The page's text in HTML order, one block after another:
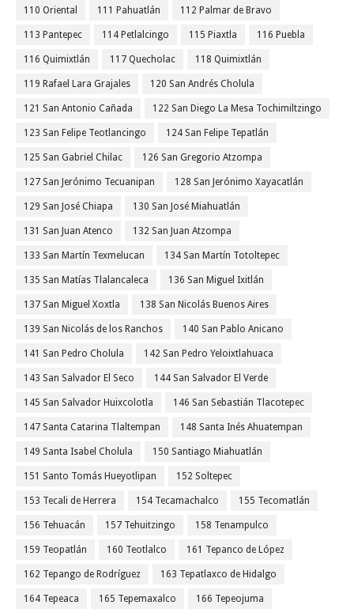
110 Oriental 111 Pahuatlán 112 Palmar de Bravo
113 Pantepec 114 Petlalcingo 115 Piaxtla 116 Puebla
116 Quimixtlán 117 Quecholac 118 Quimixtlán
119 Rafael Lara Grajales 120 San Andrés Cholula
121 San Antonio Cañada 122 San Diego La Mesa Tochimiltzingo
123 San Felipe Teotlancingo 124 San Felipe Tepatlán
125 San Gabriel Chilac 126 San Gregorio Atzompa
127 San Jerónimo Tecuanipan 128 San Jerónimo Xayacatlán
129 San José Chiapa 130 San José Miahuatlán
131 San Juan Atenco 132 San Juan Atzompa
133 San Martín Texmelucan 134 San Martín Totoltepec
135 San Matías Tlalancaleca 136 San Miguel Ixitlán
137 San Miguel Xoxtla 138 San Nicolás Buenos Aires
139 San Nicolás de los Ranchos 140 San Pablo Anicano
141 San Pedro Cholula 142 San Pedro Yeloixtlahuaca
143 San Salvador El Seco 144 San Salvador El Verde
145 San Salvador Huixcolotla 146 San Sebastián Tlacotepec
147 Santa Catarina Tlaltempan 148 Santa Inés Ahuatempan
149 Santa Isabel Cholula 150 Santiago Miahuatlán
151 Santo Tomás Hueyotlipan 152 Soltepec
153 Tecali de Herrera 154 Tecamachalco 155 Tecomatlán
156 Tehuacán 157 Tehuitzingo 158 Tenampulco
159 Teopatlán 160 Teotlalco 161 Tepanco de López
162 Tepango de Rodríguez 163 Tepatlaxco de Hidalgo
164 Tepeaca 165 Tepemaxalco 166 Tepeojuma